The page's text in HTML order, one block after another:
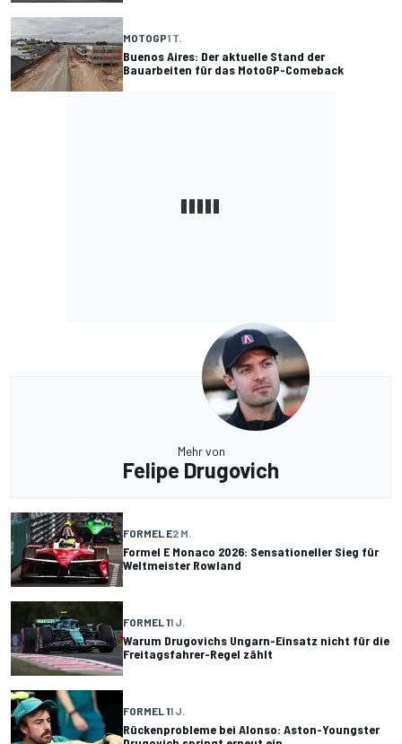
MOTOGP1 T.
Buenos Aires: Der aktuelle Stand der
Bauarbeiten für das MotoGP-Comeback
Mehr von
Felipe Drugovich
FORMEL E2 M.
Formel E Monaco 2026: Sensationeller Sieg für
Weltmeister Rowland
FORMEL 11 J.
Warum Drugovichs Ungarn-Einsatz nicht für die
Freitagsfahrer-Regel zählt
FORMEL 11 J.
Rückenprobleme bei Alonso: Aston-Youngster